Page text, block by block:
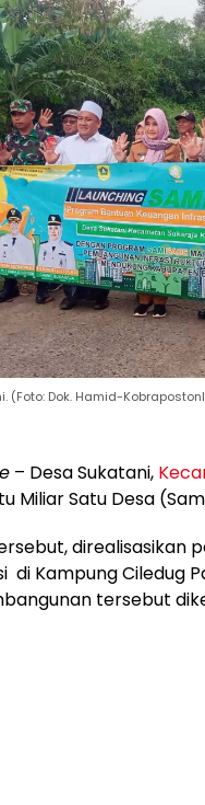
(Foto: Dok. Hamid-
– Desa Sukatani,
Miliar Satu Desa
direalisasikan
di Kampung Ciledug
tersebut